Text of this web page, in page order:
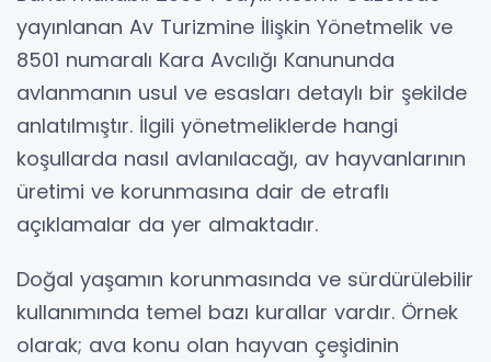
yayınlanan Av Turizmine İlişkin Yönetmelik ve
8501 numaralı Kara Avcılığı Kanununda
avlanmanın usul ve esasları detaylı bir şekilde
anlatılmıştır. İlgili yönetmeliklerde hangi
koşullarda nasıl avlanılacağı, av hayvanlarının
üretimi ve korunmasına dair de etraflı
açıklamalar da yer almaktadır.
Doğal yaşamın korunmasında ve sürdürülebilir
kullanımında temel bazı kurallar vardır. Örnek
olarak; ava konu olan hayvan çeşidinin